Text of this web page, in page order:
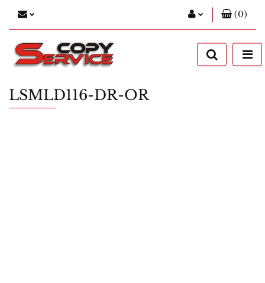
Zaloguj się
Zarejestruj się
(0)
LSMLD116-DR-OR